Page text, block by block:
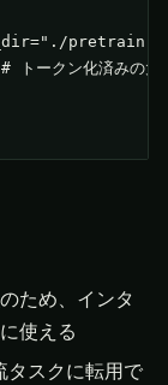
クン化済みの大
のため、インタ
使える
タスクに転用で